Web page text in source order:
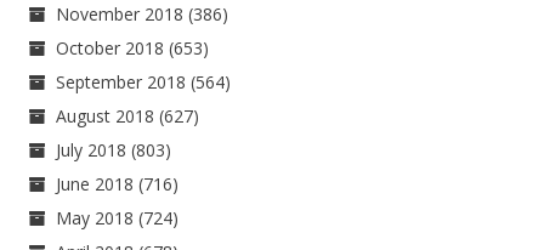
November 2018 (386)
October 2018 (653)
September 2018 (564)
August 2018 (627)
July 2018 (803)
June 2018 (716)
May 2018 (724)